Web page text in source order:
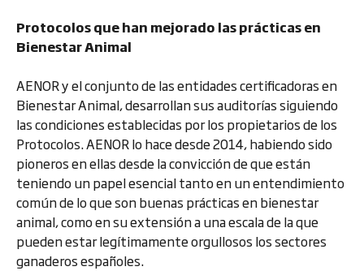
Protocolos que han mejorado las prácticas en
Bienestar Animal
AENOR y el conjunto de las entidades certificadoras en
Bienestar Animal, desarrollan sus auditorías siguiendo
las condiciones establecidas por los propietarios de los
Protocolos. AENOR lo hace desde 2014, habiendo sido
pioneros en ellas desde la convicción de que están
teniendo un papel esencial tanto en un entendimiento
común de lo que son buenas prácticas en bienestar
animal, como en su extensión a una escala de la que
pueden estar legítimamente orgullosos los sectores
ganaderos españoles.